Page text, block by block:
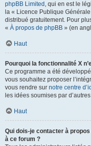
phpBB Limited , qui en est le
la « Licence Publique
distribué gratuitement. Pour
« À propos de phpBB » (en
Haut
Pourquoi la fonctionnalité X
Ce programme a été
vous souhaitez proposer
vous rendre sur notre centre
les idées soumises par
Haut
Qui dois-je contacter à
à ce forum ?